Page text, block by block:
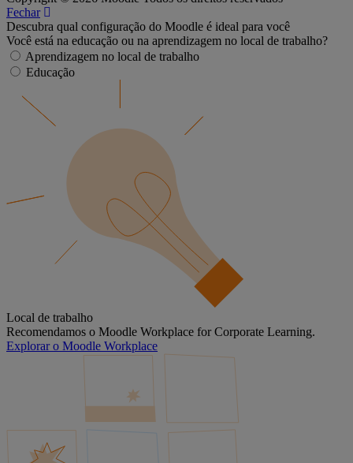
Fechar
Descubra qual configuração do Moodle é ideal para você
Você está na educação ou na aprendizagem no local de trabalho?
Aprendizagem no local de trabalho
Educação
Local de trabalho
Recomendamos o Moodle Workplace for Corporate Learning.
Explorar o Moodle Workplace